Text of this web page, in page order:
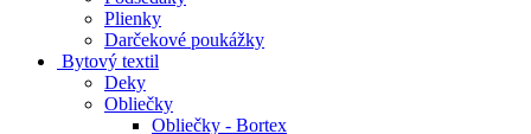
Plienky
Darčekové poukážky
Bytový textil
Deky
Obliečky
Obliečky - Bortex